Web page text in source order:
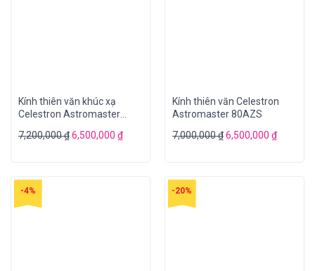
Kính thiên văn khúc xạ
Celestron Astromaster
7,200,000₫ 6,500,000 ₫
Kính thiên văn Celestron
Astromaster 80AZS
7,000,000₫ 6,500,000 ₫
-4% -20%